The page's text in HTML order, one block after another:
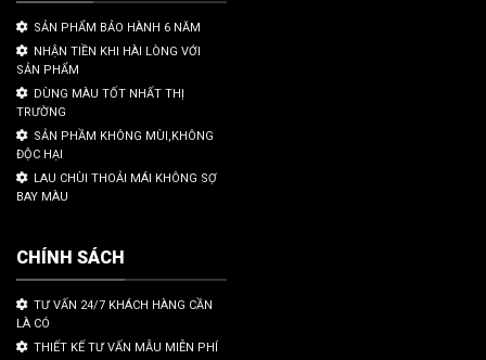
SẢN PHẨM BẢO HÀNH 6 NĂM
NHẬN TIỀN KHI HÀI LÒNG VỚI
SẢN PHẨM
DÙNG MÀU TỐT NHẤT THỊ
TRƯỜNG
SẢN PHẦM KHÔNG MÙI,KHÔNG
ĐỘC HẠI
LAU CHÙI THOẢI MÁI KHÔNG SỢ
BAY MÀU
CHÍNH SÁCH
TƯ VẤN 24/7 KHÁCH HÀNG CẦN
LÀ CÓ
THIẾT KẾ TƯ VẤN MẪU MIỄN PHÍ